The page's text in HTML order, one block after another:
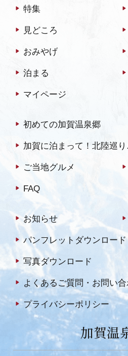
特集
見どころ
おみやげ
泊まる
マイページ
初めての加賀温泉郷
加賀に泊まって！北陸巡り
ご当地グルメ
FAQ
お知らせ
パンフレットダウンロード
写真ダウンロード
よくあるご質問・お問い
プライバシーポリシー
加賀温